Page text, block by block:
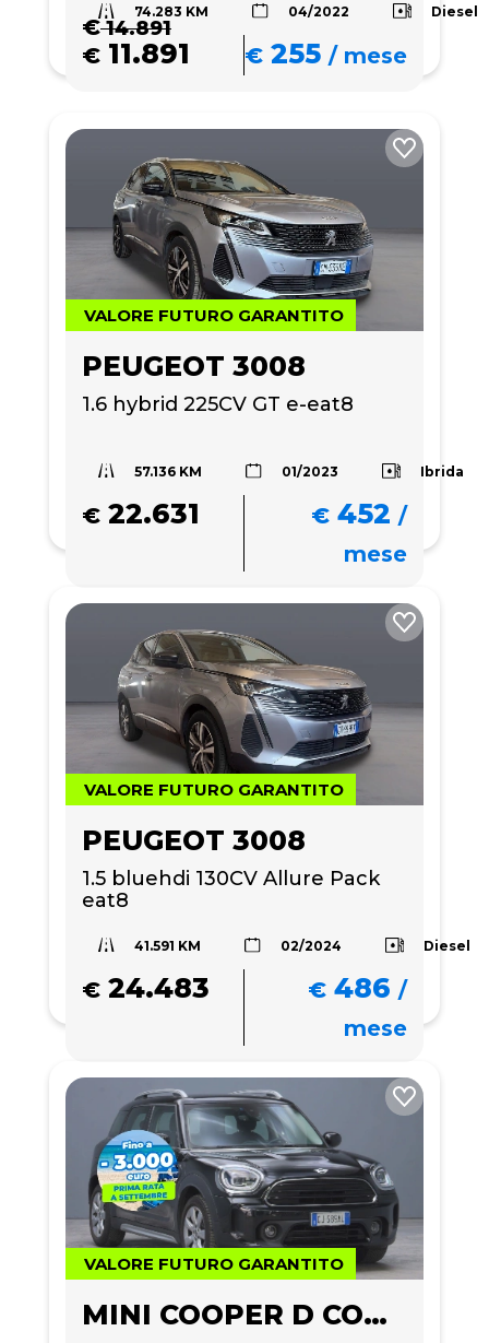
74.283 KM 04/2022 Diesel
€14.891
€ 11.891 € 255 /mese
VALORE FUTURO GARANTITO
PEUGEOT 3008
1.6 hybrid 225CV GT e-eat8
57.136 KM 01/2023 Ibrida
€ 22.631 € 452 /
mese
VALORE FUTURO GARANTITO
PEUGEOT 3008
1.5 bluehdi 130CV Allure Pack
eat8
41.591 KM 02/2024 Diesel
€ 24.483 € 486 /
mese
VALORE FUTURO GARANTITO
MINI COOPER D COUNTRYMAN